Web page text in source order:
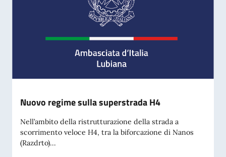
Nuovo regime sulla superstrada H4
Nell’ambito della ristrutturazione della strada a
scorrimento veloce H4, tra la biforcazione di Nanos
(Razdrto)...